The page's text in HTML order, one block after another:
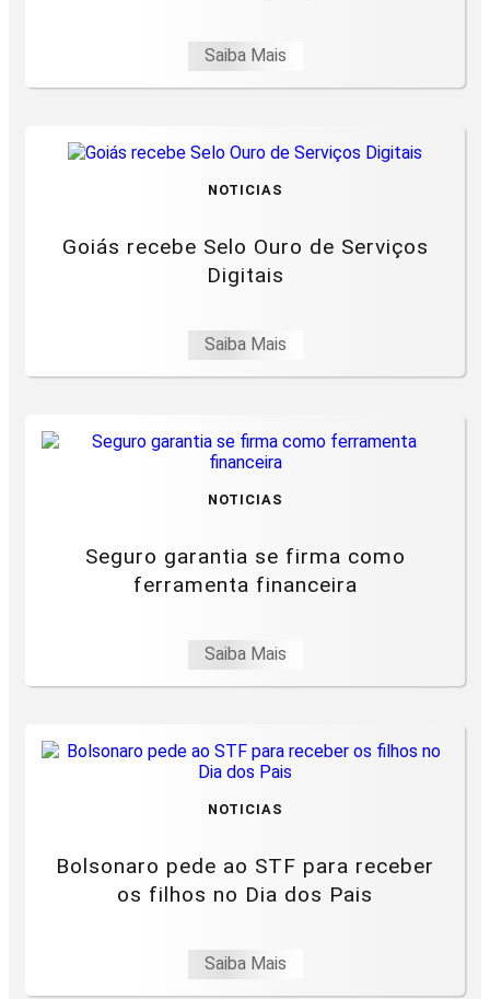
Saiba Mais
NOTICIAS
Goiás recebe Selo Ouro de Serviços
Digitais
Saiba Mais
NOTICIAS
Seguro garantia se firma como
ferramenta financeira
Saiba Mais
NOTICIAS
Bolsonaro pede ao STF para receber
os filhos no Dia dos Pais
Saiba Mais